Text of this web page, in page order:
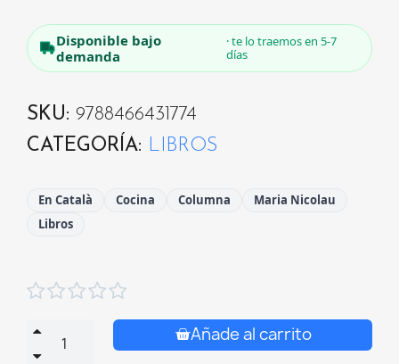
Disponible bajo
demanda
· te lo traemos en 5-7
días
SKU
9788466431774
CATEGORÍA
LIBROS
En Català Cocina Columna
Maria Nicolau
Libros

Añade al carrito